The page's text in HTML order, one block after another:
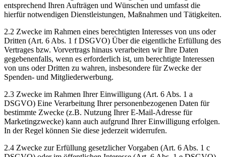
entsprechend Ihren Aufträgen und Wünschen und umfasst die
hierfür notwendigen Dienstleistungen, Maßnahmen und Tätigkeiten.
2.2 Zwecke im Rahmen eines berechtigten Interesses von uns oder
Dritten (Art. 6 Abs. 1 f DSGVO) Über die eigentliche Erfüllung des
Vertrages bzw. Vorvertrags hinaus verarbeiten wir Ihre Daten
gegebenenfalls, wenn es erforderlich ist, um berechtigte Interessen
von uns oder Dritten zu wahren, insbesondere für Zwecke der
Spenden- und Mitgliederwerbung.
2.3 Zwecke im Rahmen Ihrer Einwilligung (Art. 6 Abs. 1 a
DSGVO) Eine Verarbeitung Ihrer personenbezogenen Daten für
bestimmte Zwecke (z.B. Nutzung Ihrer E-Mail-Adresse für
Marketingzwecke) kann auch aufgrund Ihrer Einwilligung erfolgen.
In der Regel können Sie diese jederzeit widerrufen.
2.4 Zwecke zur Erfüllung gesetzlicher Vorgaben (Art. 6 Abs. 1 c